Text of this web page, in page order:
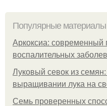
Популярные материалы
Аркоксиа: современный
воспалительных
Луковый севок из
выращивании лука на
Семь проверенных